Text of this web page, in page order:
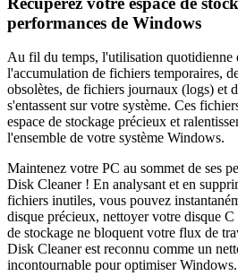
performances de Windows
Au fil du temps, l'utilisation quotidienne
l'accumulation de fichiers temporaires,
obsolètes, de fichiers journaux (logs) et
s'entassent sur votre système. Ces
espace de stockage précieux et
l'ensemble de votre système Windows.
Maintenez votre PC au sommet de ses
Disk Cleaner ! En analysant et en
fichiers inutiles, vous pouvez
disque précieux, nettoyer votre disque
de stockage ne bloquent votre flux de
Disk Cleaner est reconnu comme un
incontournable pour optimiser Windows.